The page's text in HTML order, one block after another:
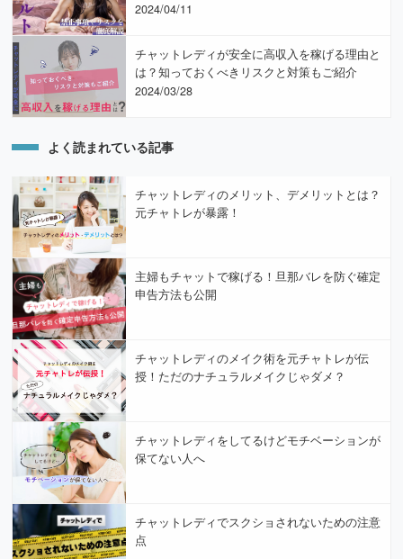
2024/04/11
チャットレディが安全に高収入を稼げる理由と
は？知っておくべきリスクと対策もご紹介
2024/03/28
よく読まれている記事
チャットレディのメリット、デメリットとは？
元チャトレが暴露！
主婦もチャットで稼げる！旦那バレを防ぐ確定
申告方法も公開
チャットレディのメイク術を元チャトレが伝
授！ただのナチュラルメイクじゃダメ？
チャットレディをしてるけどモチベーションが
保てない人へ
チャットレディでスクショされないための注意
点